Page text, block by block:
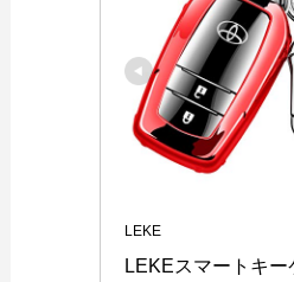
LEKE
LEKEスマートキー